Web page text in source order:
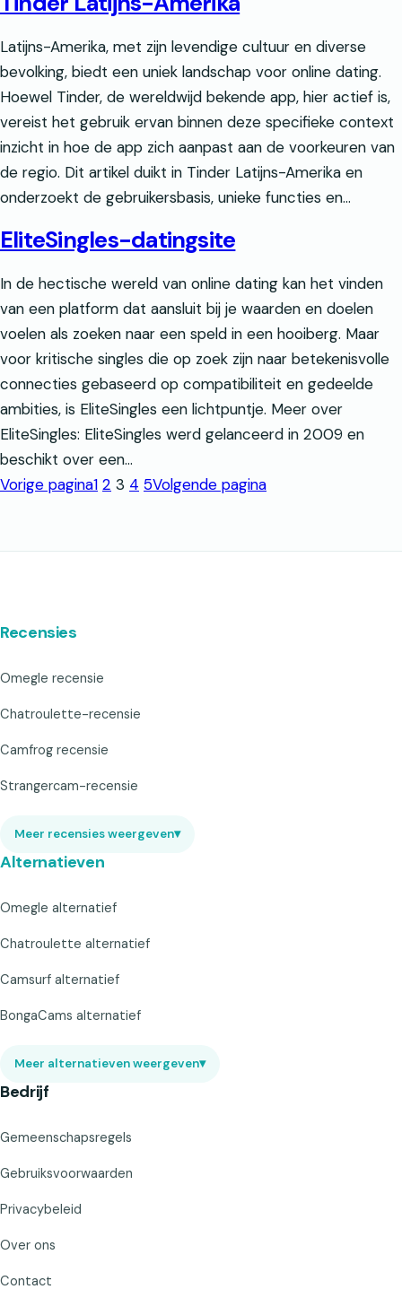
Latijns-Amerika, met zijn levendige cultuur en diverse
bevolking, biedt een uniek landschap voor online dating.
Hoewel Tinder, de wereldwijd bekende app, hier actief is,
vereist het gebruik ervan binnen deze specifieke context
inzicht in hoe de app zich aanpast aan de voorkeuren van
de regio. Dit artikel duikt in Tinder Latijns-Amerika en
onderzoekt de gebruikersbasis, unieke functies en...
EliteSingles-datingsite
In de hectische wereld van online dating kan het vinden
van een platform dat aansluit bij je waarden en doelen
voelen als zoeken naar een speld in een hooiberg. Maar
voor kritische singles die op zoek zijn naar betekenisvolle
connecties gebaseerd op compatibiliteit en gedeelde
ambities, is EliteSingles een lichtpuntje. Meer over
EliteSingles: EliteSingles werd gelanceerd in 2009 en
beschikt over een…
Vorige pagina1 2 3 4 5Volgende pagina
Recensies
Omegle recensie
Chatroulette-recensie
Camfrog recensie
Strangercam-recensie
Meer recensies weergeven▾
Alternatieven
Omegle alternatief
Chatroulette alternatief
Camsurf alternatief
BongaCams alternatief
Meer alternatieven weergeven▾
Bedrijf
Gemeenschapsregels
Gebruiksvoorwaarden
Privacybeleid
Over ons
Contact